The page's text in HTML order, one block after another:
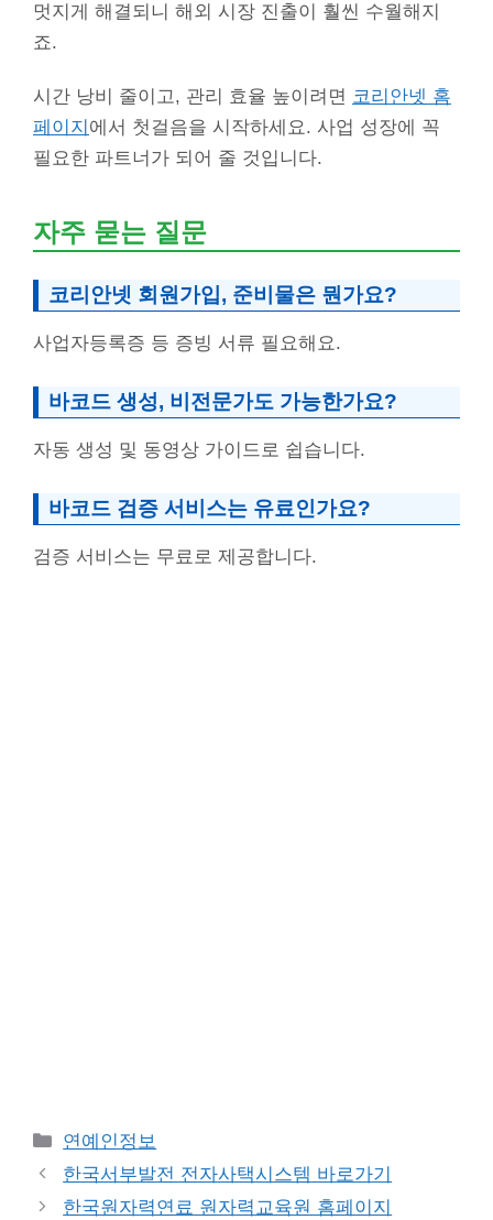
멋지게 해결되니 해외 시장 진출이 훨씬 수월해지
죠.
시간 낭비 줄이고, 관리 효율 높이려면 코리안넷 홈
페이지 에서 첫걸음을 시작하세요. 사업 성장에 꼭
필요한 파트너가 되어 줄 것입니다.
자주 묻는 질문
코리안넷 회원가입, 준비물은 뭔가요?
사업자등록증 등 증빙 서류 필요해요.
바코드 생성, 비전문가도 가능한가요?
자동 생성 및 동영상 가이드로 쉽습니다.
바코드 검증 서비스는 유료인가요?
검증 서비스는 무료로 제공합니다.
Categories
연예인정보
한국서부발전 전자사택시스템 바로가기
한국원자력연료 원자력교육원 홈페이지